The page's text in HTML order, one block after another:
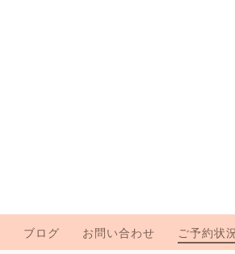
ブログ お問い合わせ ご予約状況